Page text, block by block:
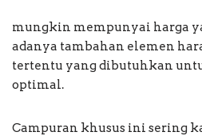
mungkin mempunyai harga
adanya tambahan elemen
tertentu yang dibutuhkan
optimal.
Campuran khusus ini sering